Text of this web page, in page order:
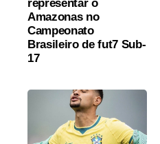
representar o
Amazonas no
Campeonato
Brasileiro de fut7 Sub-
17